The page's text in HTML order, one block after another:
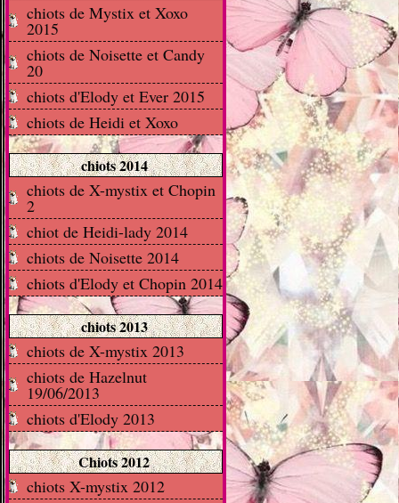
chiots de Mystix et Xoxo
2015
chiots de Noisette et Candy
20
chiots d'Elody et Ever 2015
chiots de Heidi et Xoxo
chiots 2014
chiots de X-mystix et Chopin
2
chiot de Heidi-lady 2014
chiots de Noisette 2014
chiots d'Elody et Chopin 2014
chiots 2013
chiots de X-mystix 2013
chiots de Hazelnut
19/06/2013
chiots d'Elody 2013
Chiots 2012
chiots X-mystix 2012